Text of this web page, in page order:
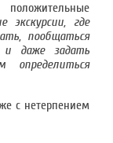
экскурсии, где
пообщаться
и даже задать
с нетерпением